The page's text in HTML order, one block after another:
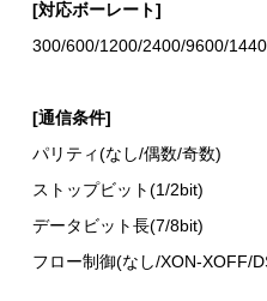
[対応ボーレート]
300/600/1200/2400/9600/
[通信条件]
パリティ(なし/偶数/奇数)
ストップビット(1/2bit)
データビット長(7/8bit)
フロー制御(なし/XON-XOFF/